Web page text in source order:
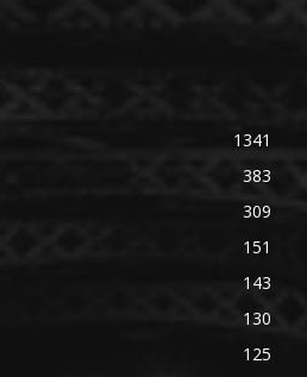
1341
383
309
151
143
130
125